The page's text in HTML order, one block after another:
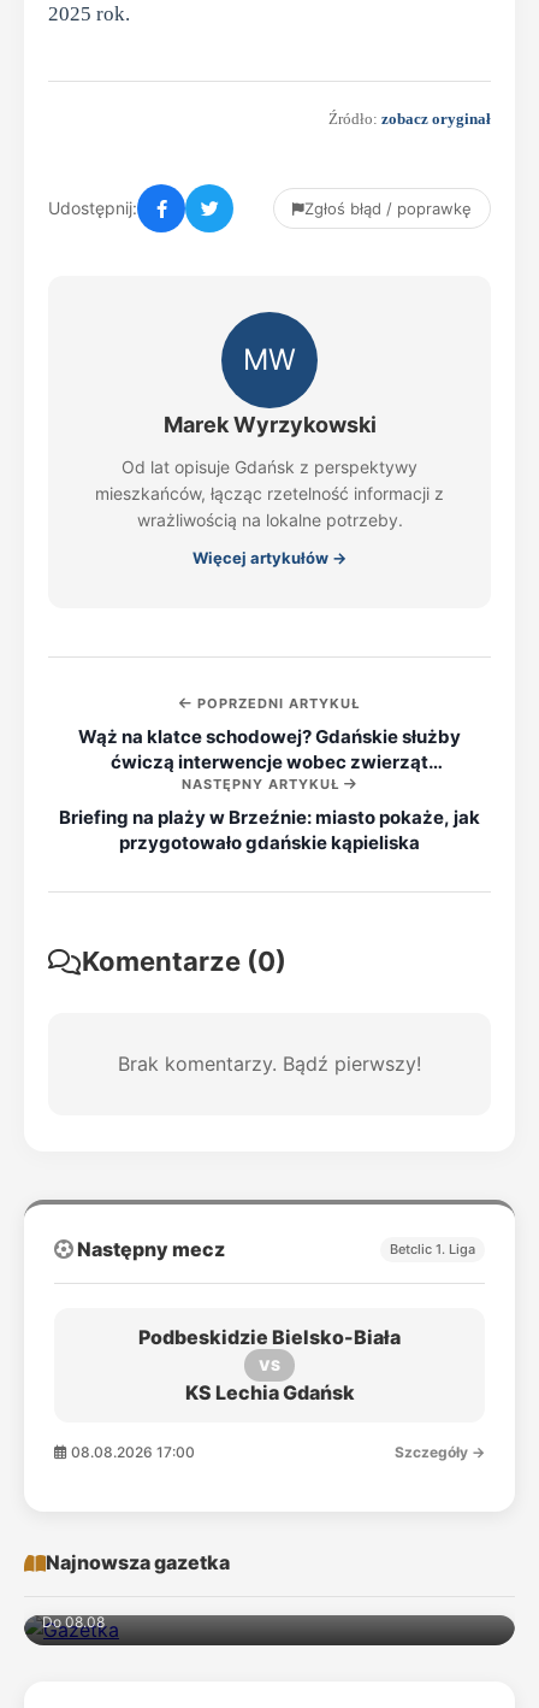
2025 rok.
Źródło: zobacz oryginał
Udostępnij: Zgłoś błąd / poprawkę
MW
Marek Wyrzykowski
Od lat opisuje Gdańsk z perspektywy
mieszkańców, łącząc rzetelność informacji z
wrażliwością na lokalne potrzeby.
Więcej artykułów →
POPRZEDNI ARTYKUŁ
Wąż na klatce schodowej? Gdańskie służby
ćwiczą interwencje wobec zwierząt
egzotycznych
NASTĘPNY ARTYKUŁ
Briefing na plaży w Brzeźnie: miasto pokaże, jak
przygotowało gdańskie kąpieliska
Komentarze (0)
Brak komentarzy. Bądź pierwszy!
Następny mecz Betclic 1. Liga
Podbeskidzie Bielsko-Biała
VS
KS Lechia Gdańsk
08.08.2026 17:00 Szczegóły →
Najnowsza gazetka
Do 08.08